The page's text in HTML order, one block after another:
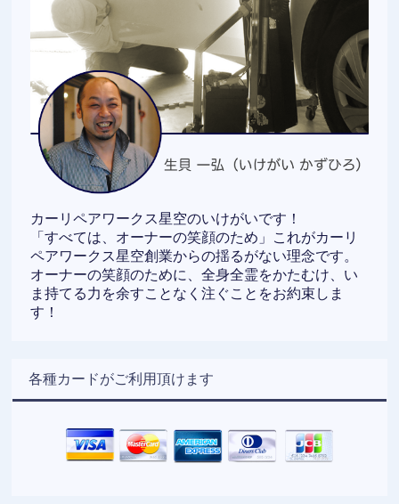
カーリペアワークス星空のいけがいです！
「すべては、オーナーの笑顔のため」これがカーリ
ペアワークス星空創業からの揺るがない理念です。
オーナーの笑顔のために、全身全霊をかたむけ、い
ま持てる力を余すことなく注ぐことをお約束しま
す！
各種カードがご利用頂けます